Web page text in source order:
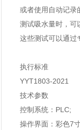
或者使用自动记录
测试吸水量时，可
这些测试可以通过
执行标准
YYT1803-2021
技术参数
控制系统： PLC;
操作界面：彩色7